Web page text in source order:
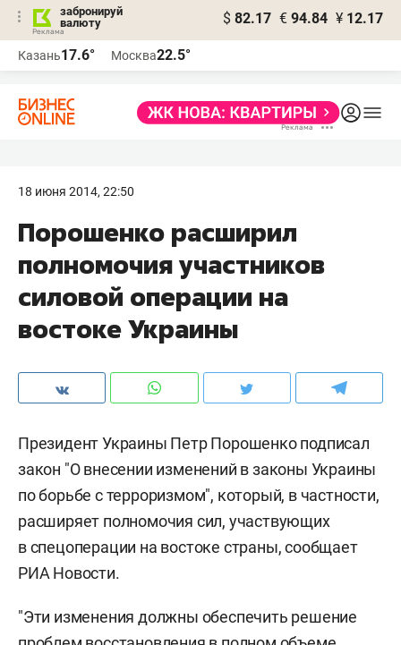
забронируй
валюту
$ 82.17 € 94.84 ¥ 12.17
Казань17.6° Москва22.5°
18 июня 2014, 22:50
Порошенко расширил
полномочия участников
силовой операции на
востоке Украины
Президент Украины Петр Порошенко подписал
закон "О внесении изменений в законы Украины
по борьбе с терроризмом", который, в частности,
расширяет полномочия сил, участвующих
в спецоперации на востоке страны, сообщает
РИА Новости.
"Эти изменения должны обеспечить решение